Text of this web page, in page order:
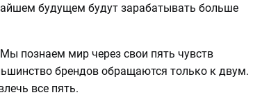
будущем будут зарабатывать больше
познаем мир через свои пять чувств
брендов обращаются только к двум.
все пять.